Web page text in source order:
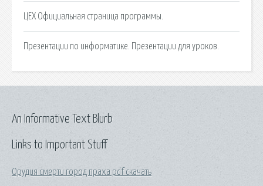
ЦЕХ Официальная страница программы.
Презентации по информатике. Презентации для уроков.
Links to Important Stuff
Орудия смерти город праха pdf скачать
An Informative Text Blurb